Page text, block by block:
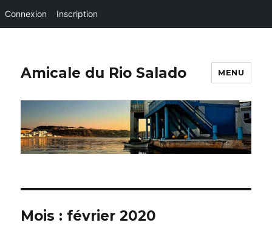
Connexion Inscription
Amicale du Rio Salado MENU
Mois : février 2020